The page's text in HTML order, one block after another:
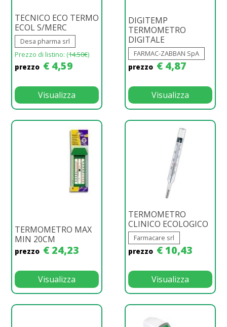
TECNICO ECO TERMO
ECOL S/MERC
Desa pharma srl
Prezzo di listino: (14.50€)
prezzo € 4,59
Visualizza
DIGITEMP
TERMOMETRO
DIGITALE
FARMAC-ZABBAN SpA
prezzo € 4,87
Visualizza
TERMOMETRO MAX
MIN 20CM
prezzo € 24,23
Visualizza
TERMOMETRO
CLINICO ECOLOGICO
Farmacare srl
prezzo € 10,43
Visualizza